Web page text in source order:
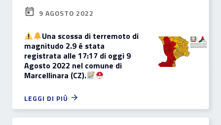
9 AGOSTO 2022
Una scossa di terremoto di
magnitudo 2.9 é stata
registrata alle 17:17 di oggi 9
Agosto 2022 nel comune di
Marcellinara (CZ).
LEGGI DI PIÙ